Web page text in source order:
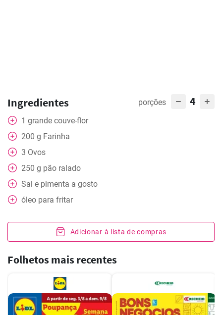
Ingredientes porções 4
1 grande couve-flor
200 g Farinha
3 Ovos
250 g pão ralado
Sal e pimenta a gosto
óleo para fritar
Adicionar à lista de compras
Folhetos mais recentes